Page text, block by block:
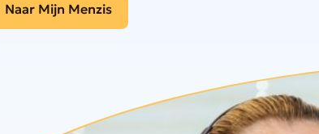
Naar Mijn Menzis